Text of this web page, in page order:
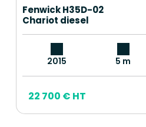
Fenwick H35D-02
Chariot diesel
2015 5 m
22 700 € HT